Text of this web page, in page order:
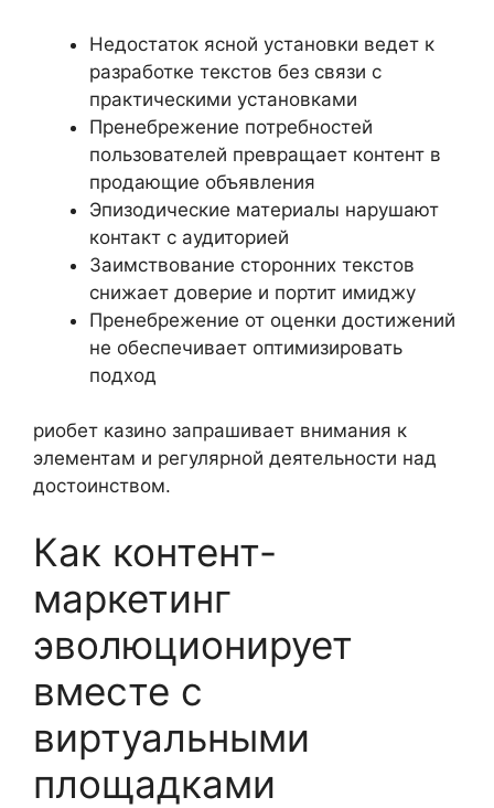
Недостаток ясной установки ведет к
разработке текстов без связи с
практическими установками
Пренебрежение потребностей
пользователей превращает контент в
продающие объявления
Эпизодические материалы нарушают
контакт с аудиторией
Заимствование сторонних текстов
снижает доверие и портит имиджу
Пренебрежение от оценки достижений
не обеспечивает оптимизировать
подход
риобет казино запрашивает внимания к
элементам и регулярной деятельности над
достоинством.
Как контент-
маркетинг
эволюционирует
вместе с
виртуальными
площадками